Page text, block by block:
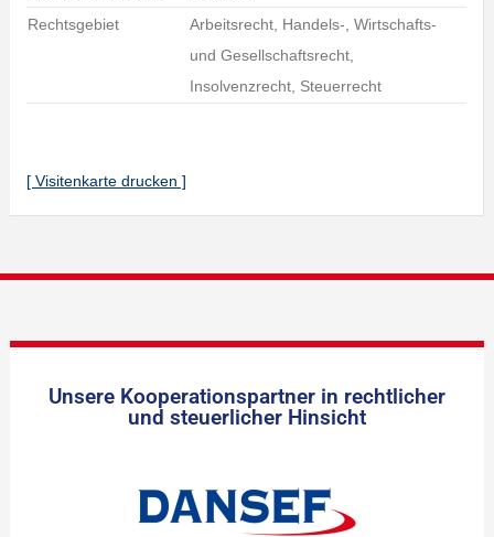
Rechtsgebiet
Arbeitsrecht, Handels-, Wirtschafts-
und Gesellschaftsrecht,
Insolvenzrecht, Steuerrecht
[ Visitenkarte drucken ]
Unsere Kooperationspartner in rechtlicher
und steuerlicher Hinsicht